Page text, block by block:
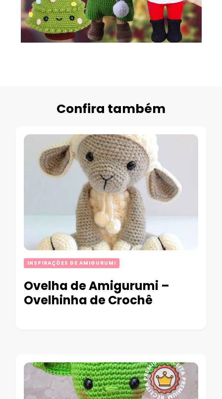
Confira também
INSPIRAÇÕES DE AMIGURUMI
Ovelha de Amigurumi –
Ovelhinha de Crochê